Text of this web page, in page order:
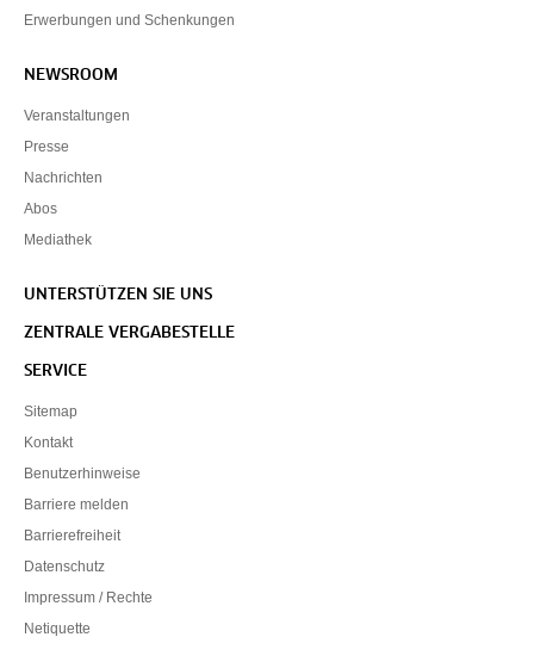
Erwerbungen und Schenkungen
NEWSROOM
Veranstaltungen
Presse
Nachrichten
Abos
Mediathek
UNTERSTÜTZEN SIE UNS
ZENTRALE VERGABESTELLE
SERVICE
Sitemap
Kontakt
Benutzerhinweise
Barriere melden
Barrierefreiheit
Datenschutz
Impressum / Rechte
Netiquette